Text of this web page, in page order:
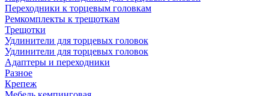
Переходники к торцевым головкам
Ремкомплекты к трещоткам
Трещотки
Удлинители для торцевых головок
Удлинители для торцевых головок
Адаптеры и переходники
Разное
Крепеж